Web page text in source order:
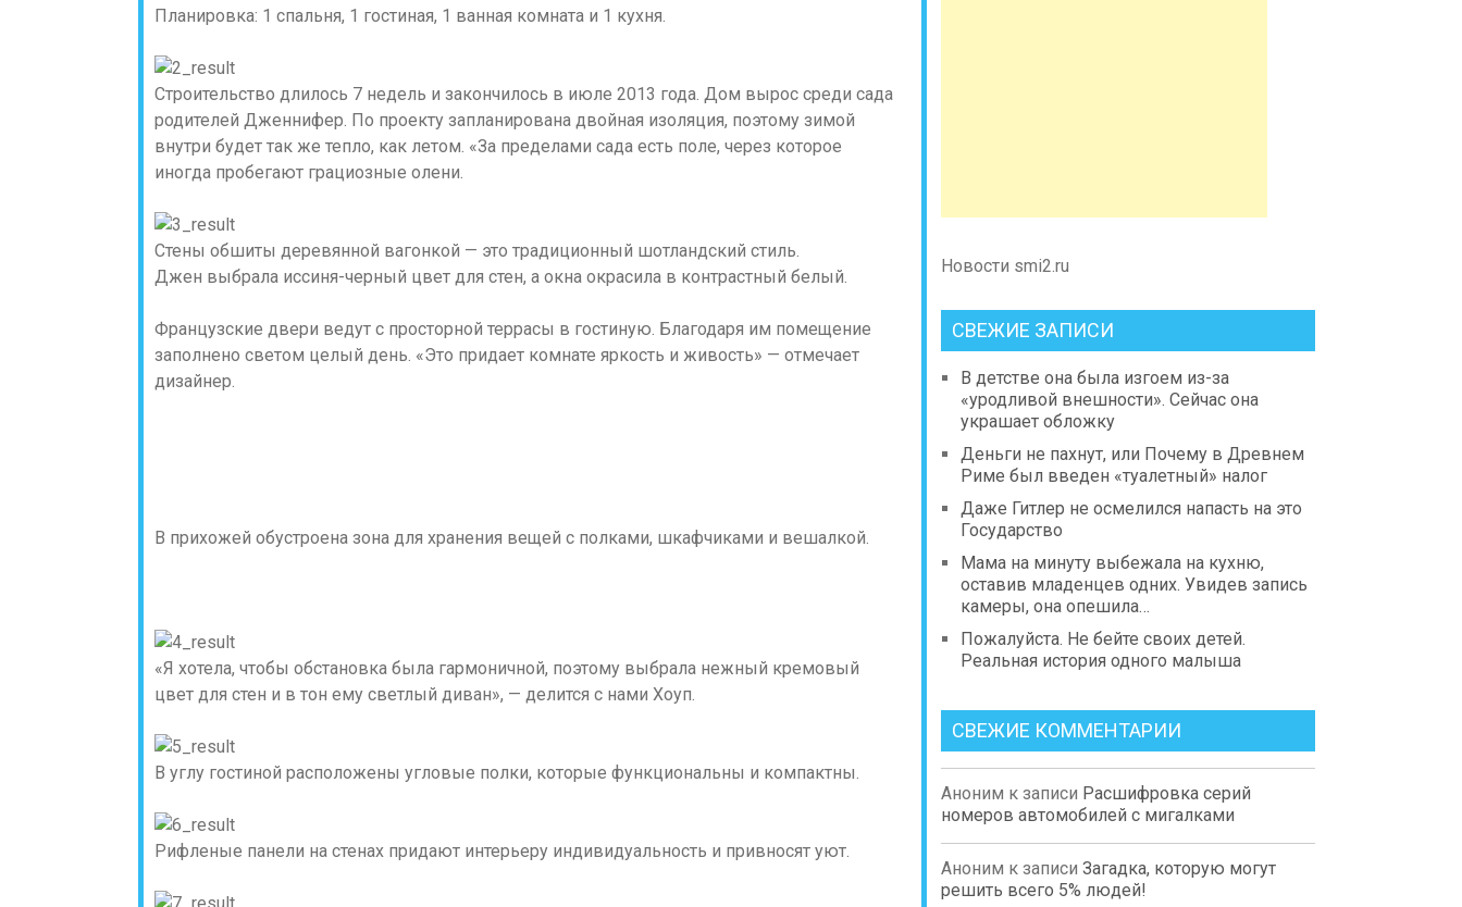
Планировка: 1 спальня, 1 гостиная, 1 ванная комната и 1 кухня.
Строительство длилось 7 недель и закончилось в июле 2013 года. Дом вырос среди сада
родителей Дженнифер. По проекту запланирована двойная изоляция, поэтому зимой
внутри будет так же тепло, как летом. «За пределами сада есть поле, через которое
иногда пробегают грациозные олени.
Стены обшиты деревянной вагонкой — это традиционный шотландский стиль.
Джен выбрала иссиня-черный цвет для стен, а окна окрасила в контрастный белый.
Французские двери ведут с просторной террасы в гостиную. Благодаря им помещение
заполнено светом целый день. «Это придает комнате яркость и живость» — отмечает
дизайнер.
В прихожей обустроена зона для хранения вещей с полками, шкафчиками и вешалкой.
«Я хотела, чтобы обстановка была гармоничной, поэтому выбрала нежный кремовый
цвет для стен и в тон ему светлый диван», — делится с нами Хоуп.
В углу гостиной расположены угловые полки, которые функциональны и компактны.
Рифленые панели на стенах придают интерьеру индивидуальность и привносят уют.
Новости smi2.ru
СВЕЖИЕ ЗАПИСИ
В детстве она была изгоем из-за
«уродливой внешности». Сейчас она
украшает обложку
Деньги не пахнут, или Почему в Древнем
Риме был введен «туалетный» налог
Даже Гитлер не осмелился напасть на это
Государство
Мама на минуту выбежала на кухню,
оставив младенцев одних. Увидев запись
камеры, она опешила…
Пожалуйста. Не бейте своих детей.
Реальная история одного малыша
СВЕЖИЕ КОММЕНТАРИИ
Аноним к записи Расшифровка серий
номеров автомобилей с мигалками
Аноним к записиЗагадка, которую могут
решить всего 5% людей!